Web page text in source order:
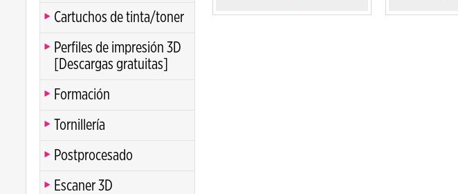
Cartuchos de tinta/toner
Perfiles de impresión 3D
[Descargas gratuitas]
Formación
Tornillería
Postprocesado
Escaner 3D